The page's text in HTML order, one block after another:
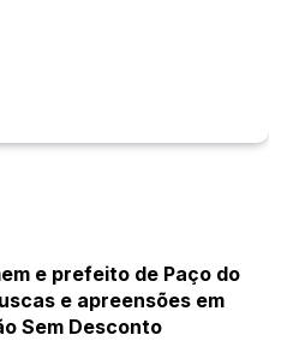
e prefeito de Paço do
e apreensões em
Sem Desconto